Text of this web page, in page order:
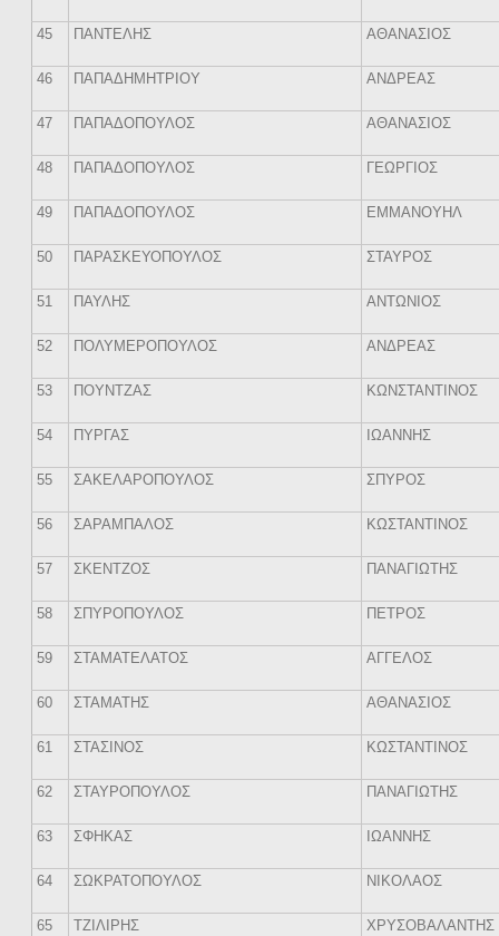
45 ΠΑΝΤΕΛΗΣ ΑΘΑΝΑΣΙΟΣ
46 ΠΑΠΑΔΗΜΗΤΡΙΟΥ ΑΝΔΡΕΑΣ
47 ΠΑΠΑΔΟΠΟΥΛΟΣ ΑΘΑΝΑΣΙΟΣ
48 ΠΑΠΑΔΟΠΟΥΛΟΣ ΓΕΩΡΓΙΟΣ
49 ΠΑΠΑΔΟΠΟΥΛΟΣ ΕΜΜΑΝΟΥΗΛ
50 ΠΑΡΑΣΚΕΥΟΠΟΥΛΟΣ ΣΤΑΥΡΟΣ
51 ΠΑΥΛΗΣ ΑΝΤΩΝΙΟΣ
52 ΠΟΛΥΜΕΡΟΠΟΥΛΟΣ ΑΝΔΡΕΑΣ
53 ΠΟΥΝΤΖΑΣ ΚΩΝΣΤΑΝΤΙΝΟΣ
54 ΠΥΡΓΑΣ ΙΩΑΝΝΗΣ
55 ΣΑΚΕΛΑΡΟΠΟΥΛΟΣ ΣΠΥΡΟΣ
56 ΣΑΡΑΜΠΑΛΟΣ ΚΩΣΤΑΝΤΙΝΟΣ
57 ΣΚΕΝΤΖΟΣ ΠΑΝΑΓΙΩΤΗΣ
58 ΣΠΥΡΟΠΟΥΛΟΣ ΠΕΤΡΟΣ
59 ΣΤΑΜΑΤΕΛΑΤΟΣ ΑΓΓΕΛΟΣ
60 ΣΤΑΜΑΤΗΣ ΑΘΑΝΑΣΙΟΣ
61 ΣΤΑΣΙΝΟΣ ΚΩΣΤΑΝΤΙΝΟΣ
62 ΣΤΑΥΡΟΠΟΥΛΟΣ ΠΑΝΑΓΙΩΤΗΣ
63 ΣΦΗΚΑΣ ΙΩΑΝΝΗΣ
64 ΣΩΚΡΑΤΟΠΟΥΛΟΣ ΝΙΚΟΛΑΟΣ
65 ΤΖΙΛΙΡΗΣ ΧΡΥΣΟΒΑΛΑΝΤΗΣ